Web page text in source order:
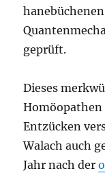
geprüft.
Dieses
Entzücken
Walach auch
Jahr nach der